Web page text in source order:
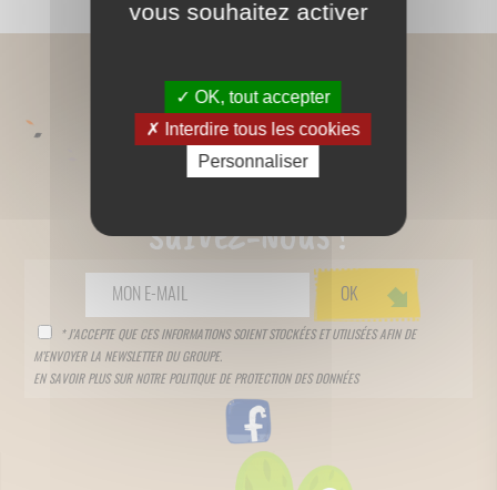
SUIVEZ-NOUS !
* J’ACCEPTE QUE CES INFORMATIONS SOIENT STOCKÉES ET UTILISÉES AFIN DE
M’ENVOYER LA NEWSLETTER DU GROUPE.
EN SAVOIR PLUS SUR NOTRE POLITIQUE DE PROTECTION DES DONNÉES
vous souhaitez activer
OK, tout accepter
Interdire tous les cookies
Personnaliser